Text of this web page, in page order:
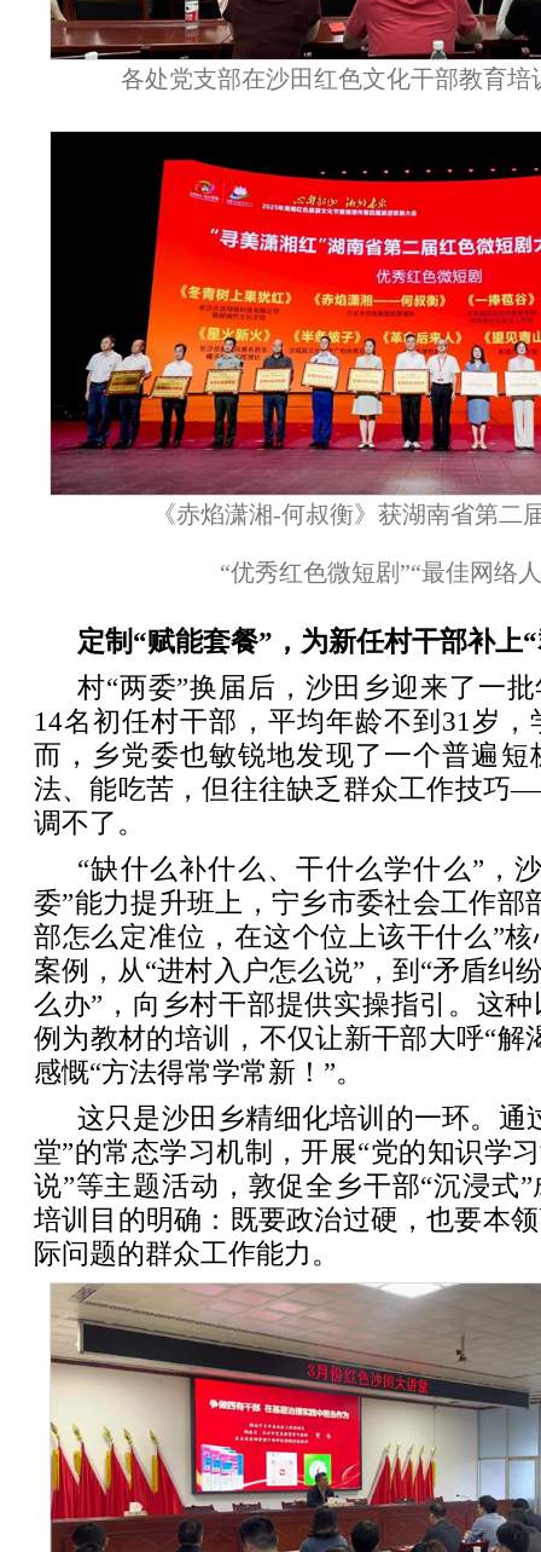
各处党支部在沙田红色文化干部教育培
《赤焰潇湘-何叔衡》获湖南省第二
“优秀红色微短剧”“最佳网络
定制“赋能套餐”，为新任村干部补上
村“两委”换届后，沙田乡迎来了一
14名初任村干部，平均年龄不到31岁
而，乡党委也敏锐地发现了一个普遍短
法、能吃苦，但往往缺乏群众工作技巧
调不了。
“缺什么补什么、干什么学什么”，
委”能力提升班上，宁乡市委社会工作部
部怎么定准位，在这个位上该干什么”
案例，从“进村入户怎么说”，到“矛盾纠
么办”，向乡村干部提供实操指引。这
例为教材的培训，不仅让新干部大呼“解
感慨“方法得常学常新！”。
这只是沙田乡精细化培训的一环。通
堂”的常态学习机制，开展“党的知识学
说”等主题活动，敦促全乡干部“沉浸式
培训目的明确：既要政治过硬，也要本
际问题的群众工作能力。